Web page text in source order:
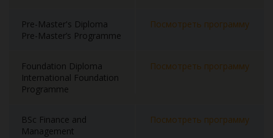
Pre-Master's Diploma
Pre-Master’s Programme
Посмотреть программу
Foundation Diploma
International Foundation
Programme
Посмотреть программу
BSc Finance and
Management
Посмотреть программу